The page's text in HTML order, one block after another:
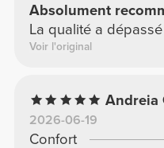
Absolument
La qualité a
Voir l'original
Andreia
2026-06-19
Confort